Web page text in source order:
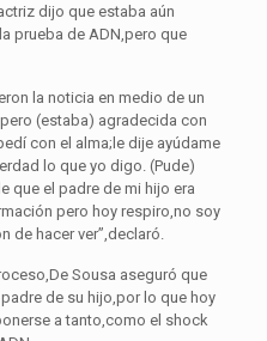
dijo que estaba aún
prueba de ADN,pero que
la noticia en medio de un
(estaba) agradecida con
con el alma;le dije ayúdame
lo que yo digo. (Pude)
que el padre de mi hijo era
pero hoy respiro,no soy
de hacer ver”,declaró.
Sousa aseguró que
de su hijo,por lo que hoy
a tanto,como el shock